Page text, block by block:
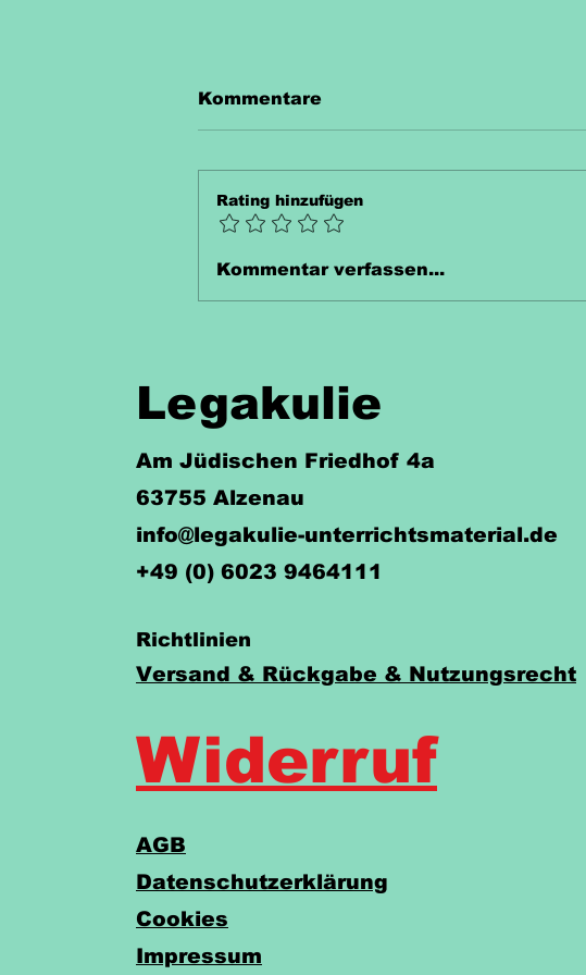
Unterrichtsmaterial
Kommentare
Rating hinzufügen
Kommentar verfassen...
Legakulie
Am Jüdischen Friedhof 4a
63755 Alzenau
info@legakulie-unterrichtsmaterial.de
+49 (0) 6023 9464111
Richtlinien
Versand & Rückgabe & Nutzungsrecht
Widerruf
AGB
Datenschutzerklärung
Cookies
Impressum